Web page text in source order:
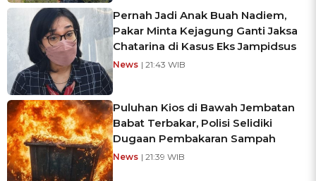
Pernah Jadi Anak Buah Nadiem,
Pakar Minta Kejagung Ganti Jaksa
Chatarina di Kasus Eks Jampidsus
News | 21:43 WIB
Puluhan Kios di Bawah Jembatan
Babat Terbakar, Polisi Selidiki
Dugaan Pembakaran Sampah
News | 21:39 WIB